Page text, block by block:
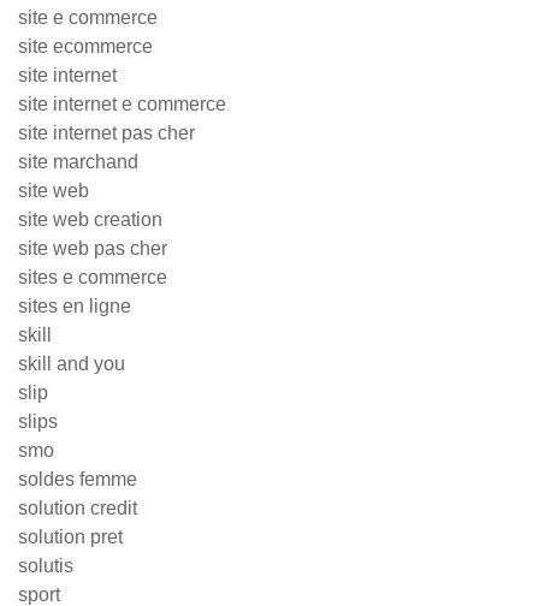
site e commerce
site ecommerce
site internet
site internet e commerce
site internet pas cher
site marchand
site web
site web creation
site web pas cher
sites e commerce
sites en ligne
skill
skill and you
slip
slips
smo
soldes femme
solution credit
solution pret
solutis
sport